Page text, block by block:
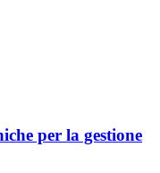
per la gestione